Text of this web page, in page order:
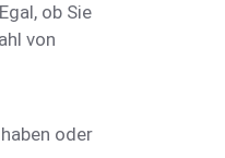
ob Sie
von
oder